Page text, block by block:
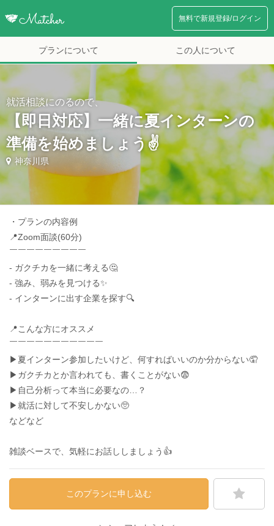
無料で新規登録/ログイン
プランについて この人について
就活相談にのるので、
【即日対応】一緒に夏インターンの
準備を始めましょう✌️
神奈川県
・プランの内容例
📍Zoom面談(60分)
￣￣￣￣￣￣￣￣￣
- ガクチカを一緒に考える🤔
- 強み、弱みを見つける✨
- インターンに出す企業を探す🔍
📍こんな方にオススメ
￣￣￣￣￣￣￣￣￣￣￣
▶︎夏インターン参加したいけど、何すればいいのか分からない🤦
▶ガクチカとか言われても、書くことがない😨
▶︎自己分析って本当に必要なの…？
▶︎就活に対して不安しかない🥺
などなど
雑談ベースで、気軽にお話ししましょう👍
このプランに申し込む